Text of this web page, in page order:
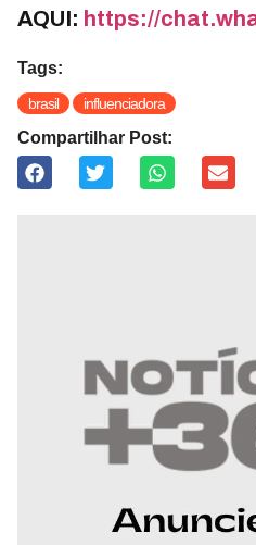
AQUI: https://
Tags:
brasil influenciadora
Compartilhar Post: